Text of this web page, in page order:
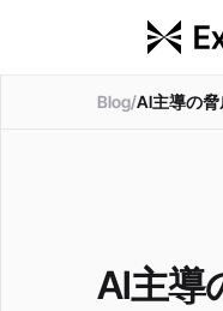
Blog/AI主導の
AI主導